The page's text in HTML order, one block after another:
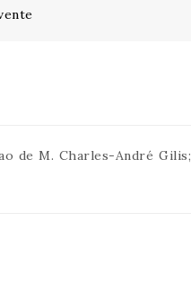
de M. Charles-André Gilis;